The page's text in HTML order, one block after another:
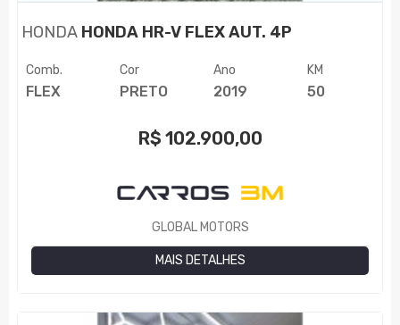
HONDA HONDA HR-V FLEX AUT. 4P
Comb.
FLEX
Cor
PRETO
Ano
2019
KM
50
R$ 102.900,00
GLOBAL MOTORS
MAIS DETALHES